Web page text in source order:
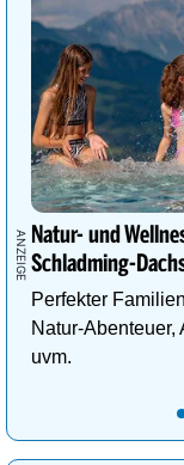
Natur- und
Schladming-
Perfekter
Natur-Abenteuer,
uvm.